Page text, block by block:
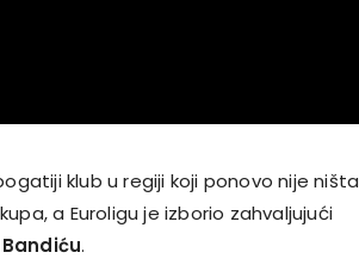
klub u regiji koji ponovo nije ništa
a Euroligu je izborio zahvaljujući
.